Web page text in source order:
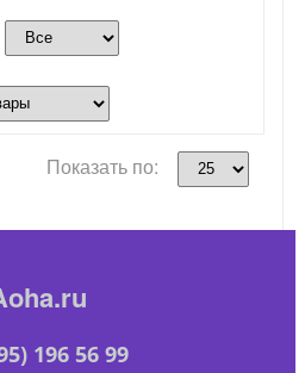
Показать по:
196 56 99